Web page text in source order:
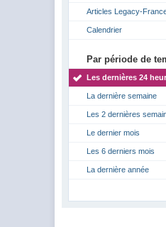
Articles Legacy-
Calendrier
Par période de
Les dernières 24
La dernière semaine
Les 2 dernières
Le dernier mois
Les 6 derniers mois
La dernière année